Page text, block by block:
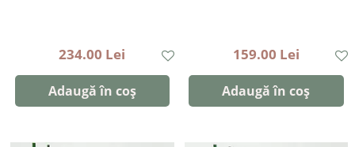
234.00 Lei
Adaugă în coș
159.00 Lei
Adaugă în coș